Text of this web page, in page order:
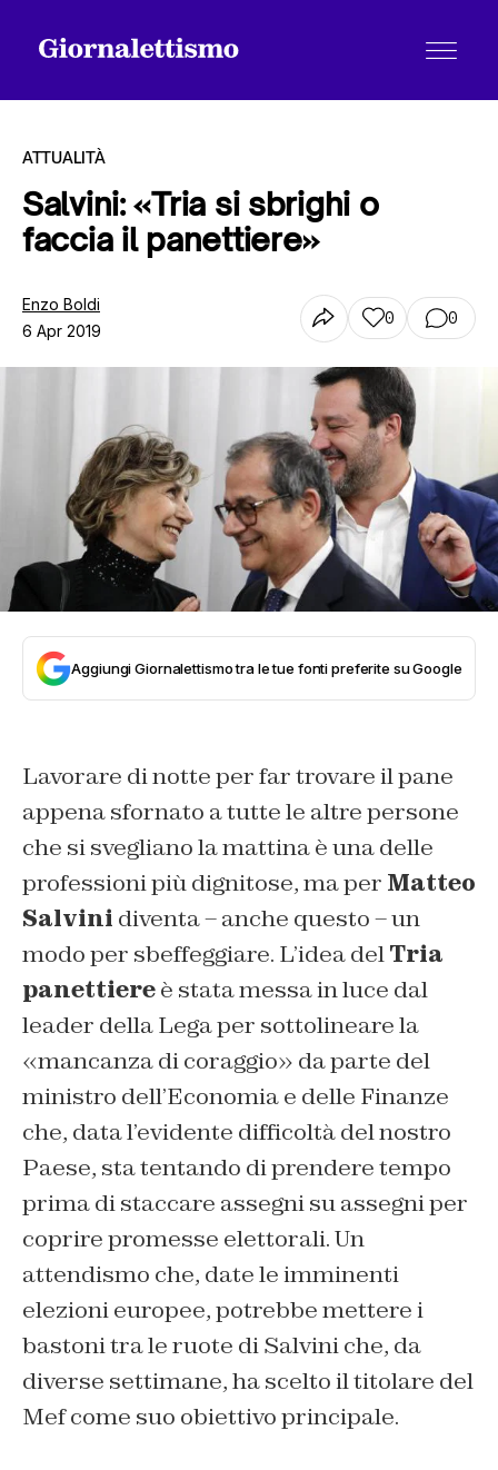
Tutti gli articoli
Chi siamo
ATTUALITÀ
Salvini: «Tria si sbrighi o
faccia il panettiere»
Enzo Boldi
6 Apr 2019
0 0
Aggiungi Giornalettismo tra le tue fonti preferite su Google
Lavorare di notte per far trovare il pane
appena sfornato a tutte le altre persone
che si svegliano la mattina è una delle
professioni più dignitose, ma per Matteo
Salvini diventa – anche questo – un
modo per sbeffeggiare. L’idea delTria
panettiereè stata messa in luce dal
leader della Lega per sottolineare la
«mancanza di coraggio» da parte del
ministro dell’Economia e delle Finanze
che, data l’evidente difficoltà del nostro
Paese, sta tentando di prendere tempo
prima di staccare assegni su assegni per
coprire promesse elettorali. Un
attendismo che, date le imminenti
elezioni europee, potrebbe mettere i
bastoni tra le ruote di Salvini che, da
diverse settimane, ha scelto il titolare del
Mef come suo obiettivo principale.